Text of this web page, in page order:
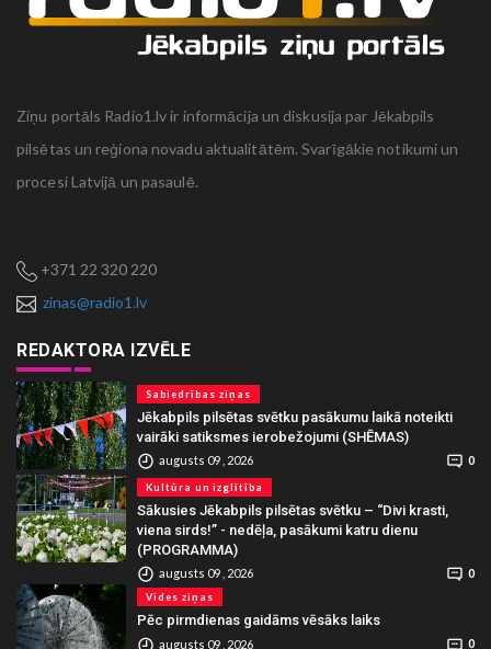
Ziņu portāls Radio1.lv ir informācija un diskusija par Jēkabpils
pilsētas un reģiona novadu aktualitātēm. Svarīgākie notikumi un
procesi Latvijā un pasaulē.
+371 22 320 220
zinas@radio1.lv
REDAKTORA IZVĒLE
Sabiedrības ziņas
Jēkabpils pilsētas svētku pasākumu laikā noteikti
vairāki satiksmes ierobežojumi (SHĒMAS)
augusts 09 , 2026 0
Kultūra un izglītība
Sākusies Jēkabpils pilsētas svētku – “Divi krasti,
viena sirds!” - nedēļa, pasākumi katru dienu
(PROGRAMMA)
augusts 09 , 2026 0
Vides ziņas
Pēc pirmdienas gaidāms vēsāks laiks
augusts 09 , 2026 0